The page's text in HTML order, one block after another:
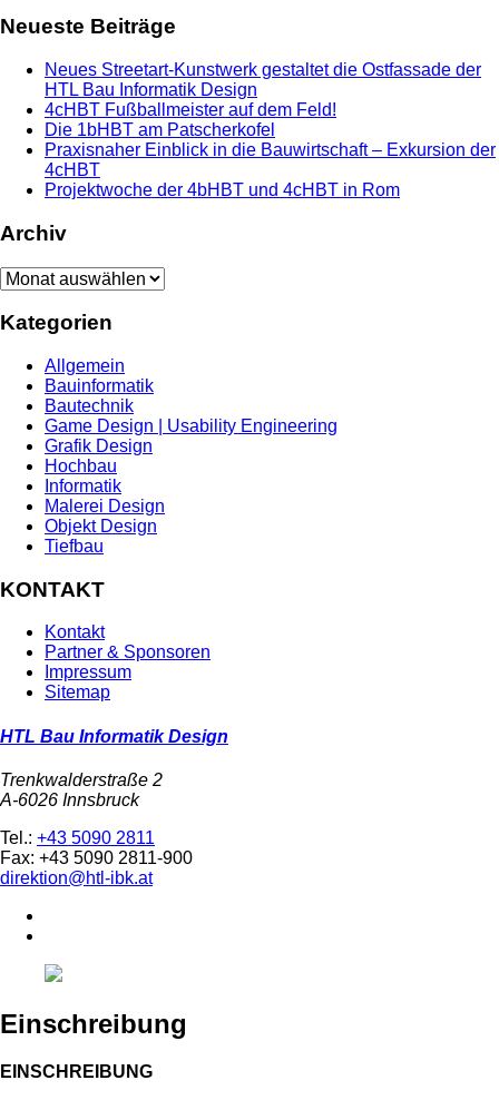
Neueste Beiträge
Neues Streetart-Kunstwerk gestaltet die Ostfassade der
HTL Bau Informatik Design
4cHBT Fußballmeister auf dem Feld!
Die 1bHBT am Patscherkofel
Praxisnaher Einblick in die Bauwirtschaft – Exkursion der
4cHBT
Projektwoche der 4bHBT und 4cHBT in Rom
Archiv
Archiv
Kategorien
Allgemein
Bauinformatik
Bautechnik
Game Design | Usability Engineering
Grafik Design
Hochbau
Informatik
Malerei Design
Objekt Design
Tiefbau
KONTAKT
Kontakt
Partner & Sponsoren
Impressum
Sitemap
HTL Bau Informatik Design
Trenkwalderstraße 2
A-6026 Innsbruck
Tel.: +43 5090 2811
Fax: +43 5090 2811-900
direktion@htl-ibk.at
Einschreibung
EINSCHREIBUNG